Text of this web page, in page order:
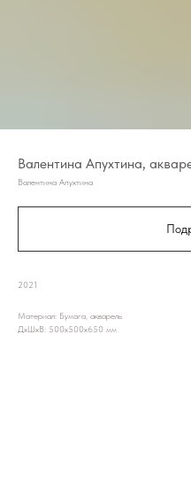
Валентина Апухтина,
Валентина Апухтина
2021
Материал: Бумага, акварель
ДxШxВ: 500x500x650 мм